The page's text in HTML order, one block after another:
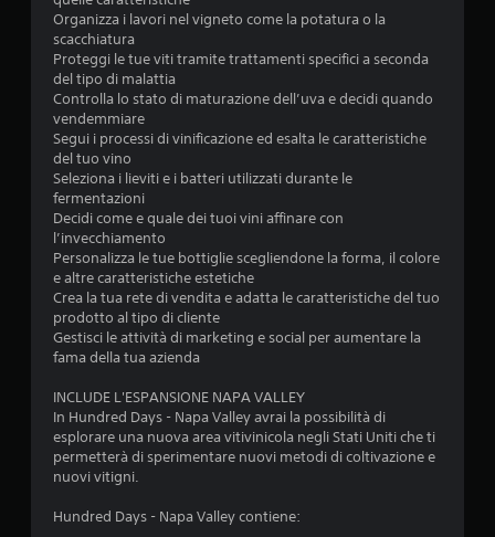
Organizza i lavori nel vigneto come la potatura o la
scacchiatura
Proteggi le tue viti tramite trattamenti specifici a seconda
del tipo di malattia
Controlla lo stato di maturazione dell’uva e decidi quando
vendemmiare
Segui i processi di vinificazione ed esalta le caratteristiche
del tuo vino
Seleziona i lieviti e i batteri utilizzati durante le
fermentazioni
Decidi come e quale dei tuoi vini affinare con
l’invecchiamento
Personalizza le tue bottiglie scegliendone la forma, il colore
e altre caratteristiche estetiche
Crea la tua rete di vendita e adatta le caratteristiche del tuo
prodotto al tipo di cliente
Gestisci le attività di marketing e social per aumentare la
fama della tua azienda
INCLUDE L'ESPANSIONE NAPA VALLEY
In Hundred Days - Napa Valley avrai la possibilità di
esplorare una nuova area vitivinicola negli Stati Uniti che ti
permetterà di sperimentare nuovi metodi di coltivazione e
nuovi vitigni.
Hundred Days - Napa Valley contiene: